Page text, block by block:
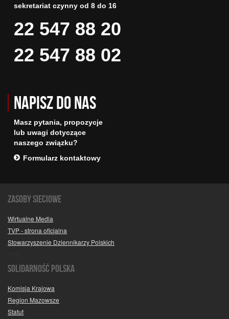
sekretariat czynny od 8 do 16
22 547 88 20
22 547 88 02
Napisz do nas
Masz pytania, propozycje
lub uwagi dotyczące
naszego związku?
Formularz kontaktowy
Zasoby sieciowe
Wirtualne Media
TVP - strona oficjalna
Stowarzyszenie Dziennikarzy Polskich
SOLIDARNOŚĆ POLSKA
Komisja Krajowa
Region Mazowsze
Statut